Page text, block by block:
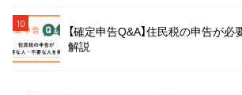
10
【確定申告Q&A】住民税の申告が
解説